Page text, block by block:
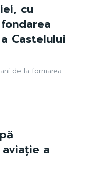
cu
Castelului
de la formarea
a